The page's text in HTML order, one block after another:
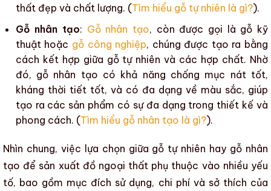
thấtđẹp và chất lượng. (Tìm hiểu gỗ tự nhiên là gì?).
Gỗ nhân tạo: Gỗ nhân tạo, còn được gọi là gỗ kỹ
thuật hoặc gỗ công nghiệp, chúng được tạo ra bằng
cách kết hợp giữa gỗ tự nhiên và các hợp chất. Nhờ
đó, gỗ nhân tạo có khả năng chống mục náttốt,
kháng thời tiết tốt, và có đa dạng về màu sắc, giúp
tạo ra các sản phẩm có sự đa dạng trong thiết kế và
phong cách. (Tìm hiểu gỗ nhân tạo là gì?).
Nhìn chung, việc lựa chọn giữa gỗ tự nhiên hay gỗ nhân
tạo để sản xuất đồ ngoại thất phụ thuộc vào nhiều yếu
tố, bao gồm mục đích sử dụng, chi phí và sở thích của